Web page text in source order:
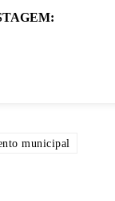
municipal